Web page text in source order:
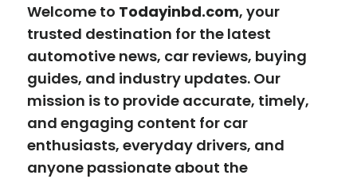
Welcome to Todayinbd.com, your
trusted destination for the latest
automotive news, car reviews, buying
guides, and industry updates. Our
mission is to provide accurate, timely,
and engaging content for car
enthusiasts, everyday drivers, and
anyone passionate about the